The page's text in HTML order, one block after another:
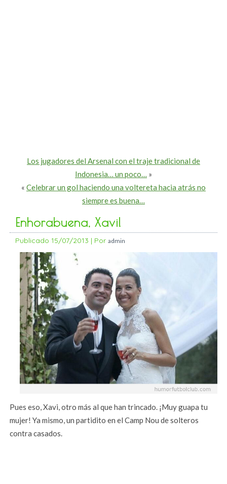
Los jugadores del Arsenal con el traje tradicional de
Indonesia… un poco… »
« Celebrar un gol haciendo una voltereta hacia atrás no
siempre es buena…
Enhorabuena, Xavi!
Publicado 15/07/2013 | Por admin
Pues eso, Xavi, otro más al que han trincado. ¡Muy guapa tu
mujer! Ya mismo, un partidito en el Camp Nou de solteros
contra casados.